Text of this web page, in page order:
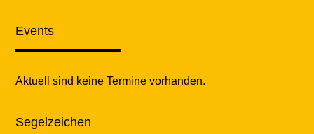
Events
Aktuell sind keine Termine vorhanden.
Segelzeichen